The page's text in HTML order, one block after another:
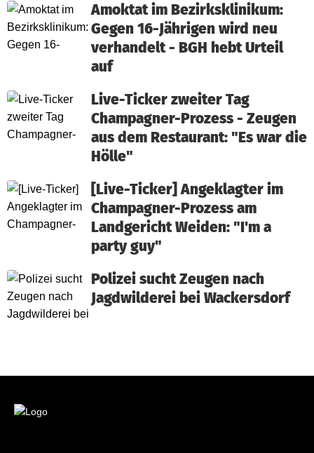
Amoktat im Bezirksklinikum:
Gegen 16-Jährigen wird neu
verhandelt - BGH hebt Urteil
auf
Live-Ticker zweiter Tag
Champagner-Prozess - Zeugen
aus dem Restaurant: "Es war die
Hölle"
[Live-Ticker] Angeklagter im
Champagner-Prozess am
Landgericht Weiden: "I'm a
party guy"
Polizei sucht Zeugen nach
Jagdwilderei bei Wackersdorf